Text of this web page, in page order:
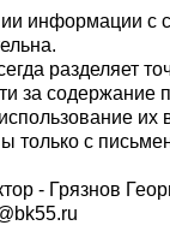
информации с
разделяет
за содержание
с
- Грязнов